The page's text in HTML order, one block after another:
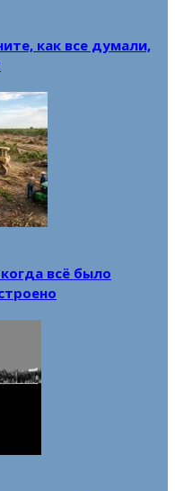
как все думали,
всё было